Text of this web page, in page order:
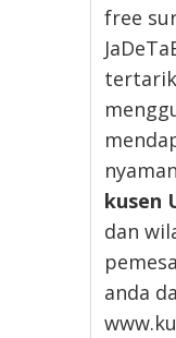
free
kusen
dan
anda